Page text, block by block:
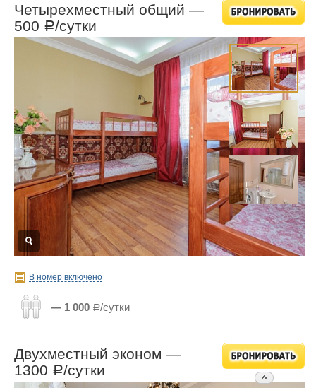
Четырехместный общий —
500 Р/сутки
В номер включено
— 1 000 Р/сутки
Двухместный эконом —
1300 Р/сутки